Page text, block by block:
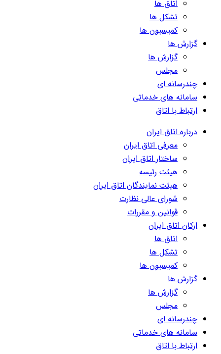
اتاق ها
تشکل ها
کمیسیون ها
گزارش ها
گزارش ها
مجلس
چندرسانه ای
سامانه های خدماتی
ارتباط با اتاق
درباره اتاق ایران
معرفی اتاق ایران
ساختار اتاق ایران
هیئت رئیسه
هیئت نمایندگان اتاق ایران
شورای عالی نظارت
قوانین و مقررات
ارکان اتاق ایران
اتاق ها
تشکل ها
کمیسیون ها
گزارش ها
گزارش ها
مجلس
چندرسانه ای
سامانه های خدماتی
ارتباط با اتاق